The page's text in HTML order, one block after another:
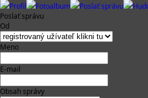
Profil Fotoalbum Poslať správu
Poslať správu
Od
Meno
E-mail
Obsah správy